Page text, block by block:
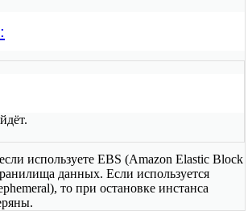
используете EBS (Amazon Elastic Block
данных. Если используется
то при остановке инстанса